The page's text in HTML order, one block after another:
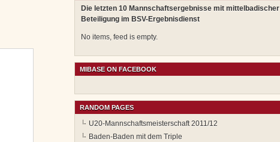
Die letzten 10 Mannschaftsergebnisse mit mittelbadischer
Beteiligung im BSV-Ergebnisdienst
No items, feed is empty.
MIBASE ON FACEBOOK
RANDOM PAGES
U20-Mannschaftsmeisterschaft 2011/12
Baden-Baden mit dem Triple